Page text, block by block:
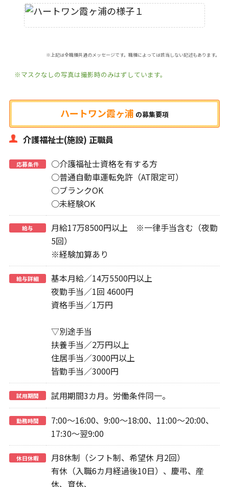
※上記は全職種共通のメッセージです。職種によっては該当しない記述もあります。
※マスクなしの写真は撮影時のみはずしています。
ハートワン霞ヶ浦 の募集要項
介護福祉士(施設) 正職員
応募条件
○介護福祉士資格を有する方
○普通自動車運転免許（AT限定可）
○ブランクOK
○未経験OK
給与
月給17万8500円以上 ※一律手当含む（夜勤
5回）
※経験加算あり
給与詳細
基本月給／14万5500円以上
夜勤手当／1回 4600円
資格手当／1万円
▽別途手当
扶養手当／2万円以上
住居手当／3000円以上
皆勤手当／3000円
試用期間 試用期間3カ月。労働条件同一。
勤務時間
7:00～16:00、9:00～18:00、11:00～20:00、
17:30～翌9:00
休日休暇
月8休制（シフト制、希望休 月2回）
有休（入職6カ月経過後10日）、慶弔、産
休、育休、